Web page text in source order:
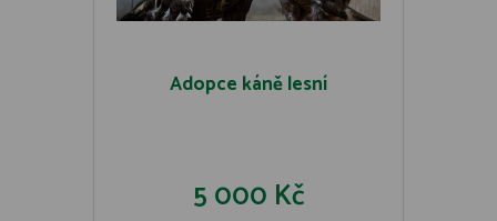
Adopce káně lesní
5 000 Kč